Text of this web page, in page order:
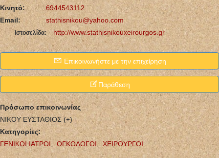
Κινητό:
6944543112
Email:
stathisnikou@yahoo.com
Ιστοσελίδα: http://www.stathisnikouxeirourgos.gr
Επικοινωνήστε με την επιχείρηση
Παράθεση
Πρόσωπο επικοινωνίας
ΝΙΚΟΥ ΕΥΣΤΑΘΙΟΣ (+)
Κατηγορίες:
ΓΕΝΙΚΟΙ ΙΑΤΡΟΙ
ΟΓΚΟΛΟΓΟΙ,ΧΕΙΡΟΥΡΓΟΙ